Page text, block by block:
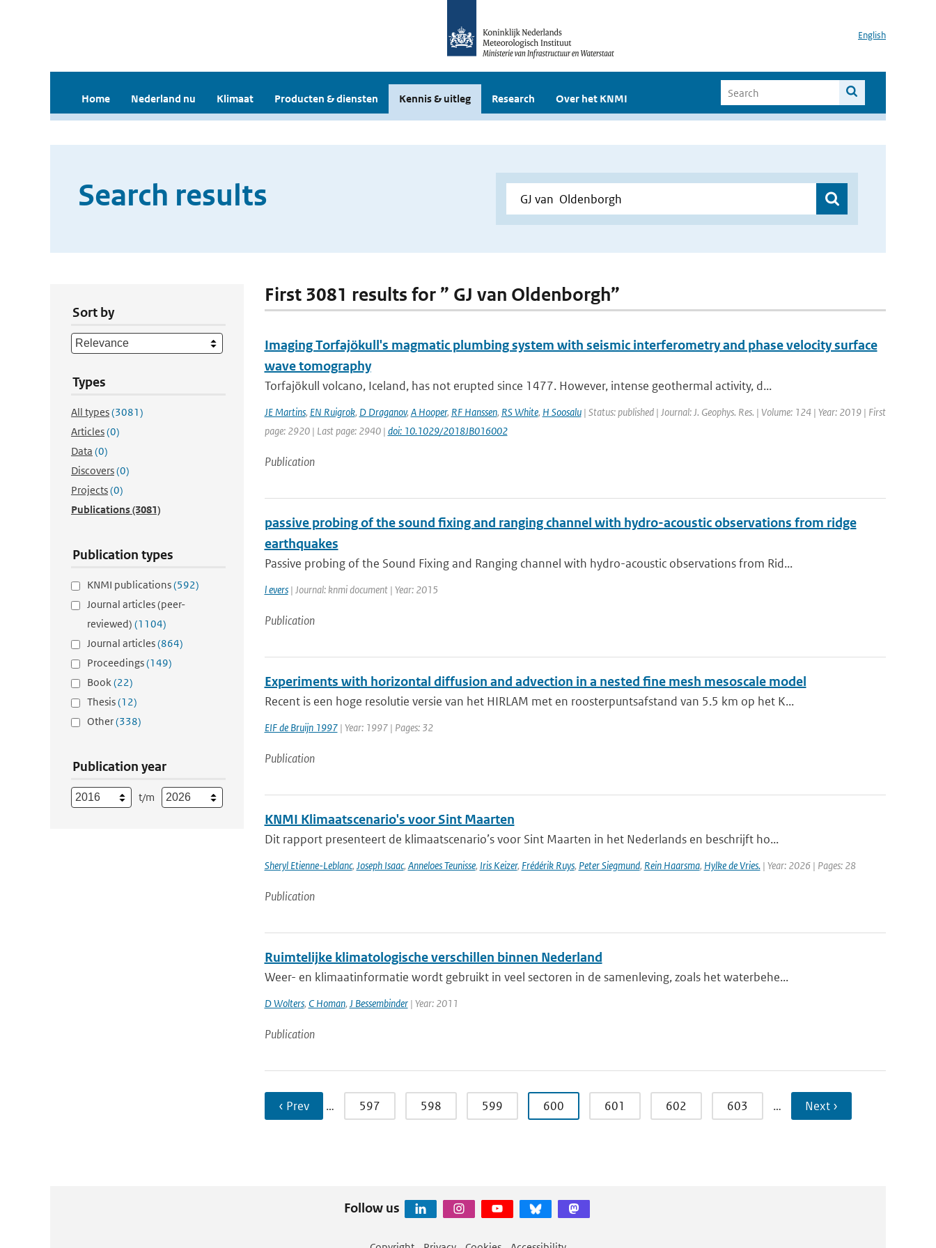
English
Home Nederland nu Klimaat Producten & diensten Kennis & uitleg Research Over het KNMI
Search results
Sort by
Types
All types(3081)
Articles(0)
Data (0)
Discovers(0)
Projects(0)
Publications(3081)
Publication types
KNMI publications(592)
Journal articles (peer-
reviewed) (1104)
Journal articles(864)
Proceedings(149)
Book(22)
Thesis(12)
Other(338)
Publication year
t/m
First 3081 results for ” GJ van Oldenborgh”
Imaging Torfajökull's magmatic plumbing system with seismic interferometry and phase velocity surface
wave tomography
Torfajökull volcano, Iceland, has not erupted since 1477. However, intense geothermal activity, d...
JE Martins, EN Ruigrok, D Draganov, A Hooper, RF Hanssen, RS White, H Soosalu| Status: published | Journal: J. Geophys. Res. | Volume: 124 | Year: 2019 | First
page: 2920 | Last page: 2940 | doi: 10.1029/2018JB016002
Publication
passive probing of the sound fixing and ranging channel with hydro-acoustic observations from ridge
earthquakes
Passive probing of the Sound Fixing and Ranging channel with hydro-acoustic observations from Rid...
l evers| Journal: knmi document | Year: 2015
Publication
Experiments with horizontal diffusion and advection in a nested fine mesh mesoscale model
Recent is een hoge resolutie versie van het HIRLAM met en roosterpuntsafstand van 5.5 km op het K...
EIF de Bruijn 1997| Year: 1997 | Pages: 32
Publication
KNMI Klimaatscenario's voor Sint Maarten
Dit rapport presenteert de klimaatscenario’s voor Sint Maarten in het Nederlands en beschrijft ho...
Sheryl Etienne-Leblanc, Joseph Isaac, Anneloes Teunisse, Iris Keizer, Frédérik Ruys, Peter Siegmund, Rein Haarsma, Hylke de Vries.| Year: 2026 | Pages: 28
Publication
Ruimtelijke klimatologische verschillen binnen Nederland
Weer- en klimaatinformatie wordt gebruikt in veel sectoren in de samenleving, zoals het waterbehe...
D Wolters, C Homan, J Bessembinder| Year: 2011
Publication
‹ Prev … 597 598 599 600 601 602 603 … Next ›
Follow us